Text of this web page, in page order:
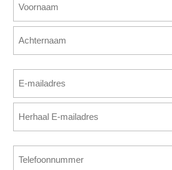
mailadres